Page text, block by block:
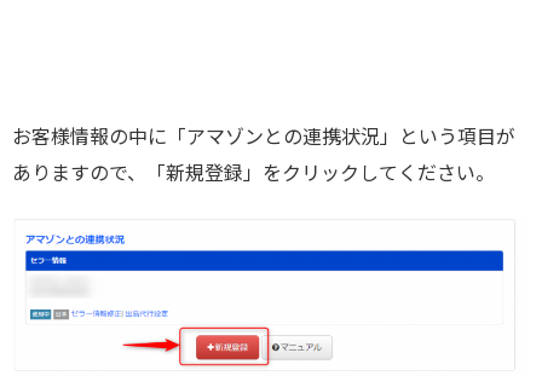
お客様情報の中に「アマゾンとの連携状況」という項目が
ありますので、「新規登録」をクリックしてください。